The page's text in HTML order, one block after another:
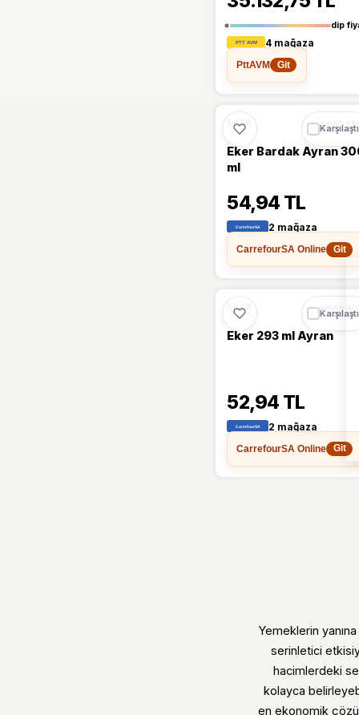
dip
4 mağaza
PttAVM
Git
%28 🔥
EKER sınırlı
Eker Bardak Ayran
ml
54,94 TL
2 mağaza
CarrefourSA Online
Git
%10
EKER sınırlı
Eker 293 ml Ayran
52,94 TL
2 mağaza
CarrefourSA Online
Git
Yemeklerin
serinletici
hacimlerdeki
kolayca
en ekonomik